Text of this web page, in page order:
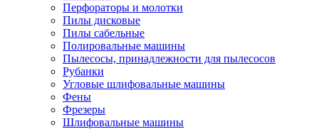
Перфораторы и молотки
Пилы дисковые
Пилы сабельные
Полировальные машины
Пылесосы, принадлежности для пылесосов
Рубанки
Угловые шлифовальные машины
Фены
Фрезеры
Шлифовальные машины